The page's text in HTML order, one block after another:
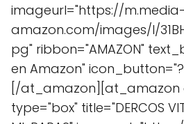
imageurl="https://m.media-
amazon.com/images/I/
pg" ribbon="AMAZON"
en Amazon"
[/at_amazon][at_amazon
type="box" title="DERCOS